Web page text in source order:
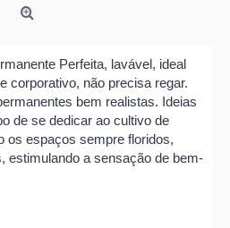
Perfeita, lavável, ideal
corporativo, não precisa regar.
bem realistas. Ideias
de se dedicar ao cultivo de
os espaços sempre floridos,
estimulando a sensação de bem-